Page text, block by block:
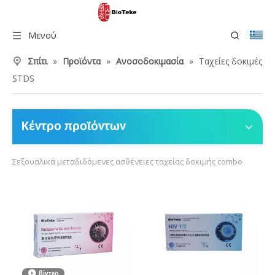
Μενού
Σπίτι » Προϊόντα » Ανοσοδοκιμασία » Ταχείες δοκιμές
STDS
Κέντρο προϊόντων
Σεξουαλικά μεταδιδόμενες ασθένειες ταχείας δοκιμής combo